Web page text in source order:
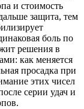
и стоимость
защита, тем
боль по
решения в
как меняется
просадка при
этих чисел
серии удач и